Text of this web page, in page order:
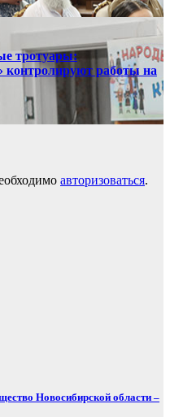
тротуары:
контролируют работы на
авторизоваться.
Новосибирской области –